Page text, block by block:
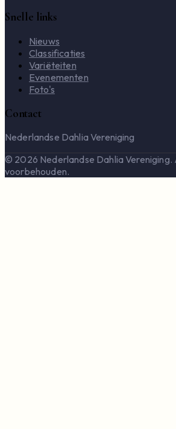
Snelle links
Nieuws
Classificaties
Variëteiten
Evenementen
Foto's
Contact
Nederlandse Dahlia Vereniging
© 2026 Nederlandse Dahlia Vereniging.
voorbehouden.